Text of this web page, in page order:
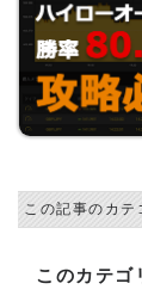
この記事のカテ
このカテゴ